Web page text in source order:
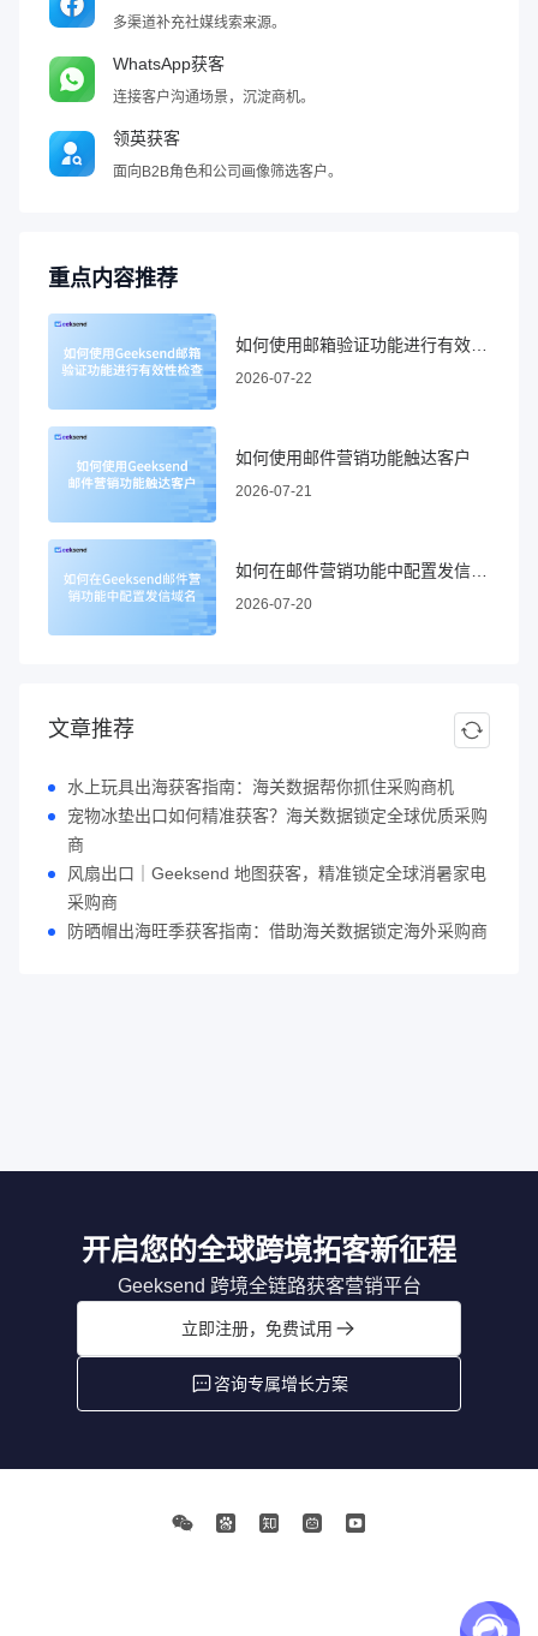
多渠道补充社媒线索来源。
WhatsApp获客
连接客户沟通场景，沉淀商机。
领英获客
面向B2B角色和公司画像筛选客户。
重点内容推荐
2026-07-22
如何使用邮件营销功能触达客户
2026-07-21
2026-07-20
文章推荐
水上玩具出海获客指南：海关数据帮你抓住采购商机
宠物冰垫出口如何精准获客？海关数据锁定全球优质采购
商
风扇出口｜Geeksend 地图获客，精准锁定全球消暑家电
采购商
防晒帽出海旺季获客指南：借助海关数据锁定海外采购商
开启您的全球跨境拓客新征程
Geeksend 跨境全链路获客营销平台
立即注册，免费试用
咨询专属增长方案